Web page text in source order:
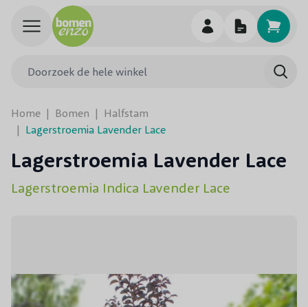
Ga naar de inhoud
Home | Bomen | Halfstam
| Lagerstroemia Lavender Lace
Lagerstroemia Lavender Lace
Lagerstroemia Indica Lavender Lace